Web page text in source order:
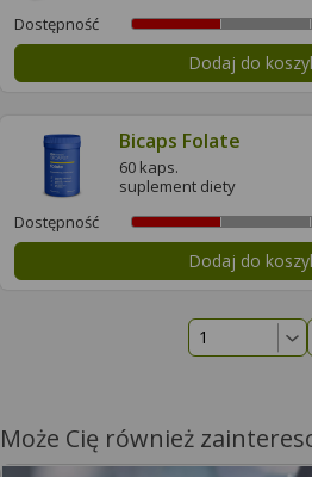
Dostępność
Dodaj do
Bicaps Folate
60 kaps.
suplement diety
Dostępność
Dodaj do
Może Cię również